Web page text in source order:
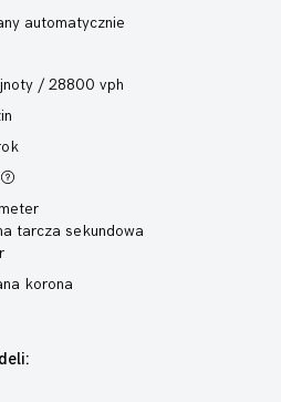
automatycznie
/ 28800 vph
tarcza sekundowa
korona